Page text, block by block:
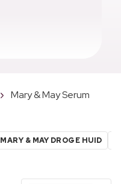
Mary & May Serum
MARY & MAY DROGE HUID